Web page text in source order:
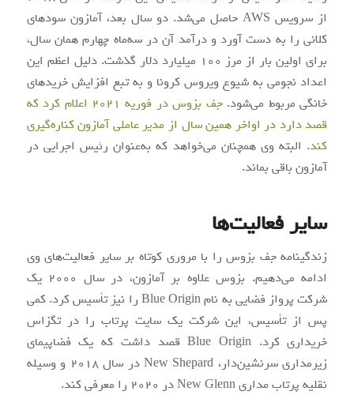
از سرویس AWS حاصل می‌شد. دو سال بعد، آمازون سودهای
کلانی را به دست آورد و درآمد آن در سه‌ماه چهارم همان سال،
برای اولین بار از مرز 100 میلیارد دلار گذشت. دلیل اعظم این
اعداد نجومی به شیوع ویروس کرونا و به تبع افزایش خریدهای
خانگی مربوط می‌شود.
جف بزوس در فوریه 2021 اعلام کرد که
قصد دارد در اواخر همین سال از مدیر عاملی آمازون کناره‌گیری
کند. البته وی همچنان می‌خواهد که به‌عنوان رئیس اجرایی در
آمازون باقی بماند.
سایر فعالیت‌ها
زندگینامه جف بزوس را با مروری کوتاه بر سایر فعالیت‌های وی
ادامه می‌دهیم. بزوس علاوه بر آمازون، در سال 2000 یک
شرکت پرواز فضایی به نام Blue Origin را نیز تأسیس کرد. کمی
پس از تأسیس، این شرکت یک سایت پرتاب را در تگزاس
خریداری کرد. Blue Origin قصد داشت که یک فضاپیمای
زیرمداری سرنشین‌دار، New Shepard در سال 2018 و وسیله
نقلیه پرتاب مداری New Glenn در 2020 را معرفی کند.